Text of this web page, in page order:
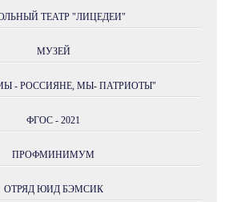
ТЕАТР "ЛИЦЕДЕИ"
МУЗЕЙ
- РОССИЯНЕ, МЫ- ПАТРИОТЫ"
ФГОС - 2021
ПРОФМИНИМУМ
ОТРЯД ЮИД БЭМСИК